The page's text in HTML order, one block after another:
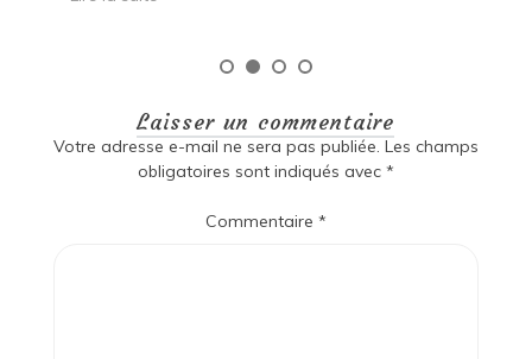
Laisser un commentaire
Votre adresse e-mail ne sera pas publiée. Les champs
obligatoires sont indiqués avec *
Commentaire *